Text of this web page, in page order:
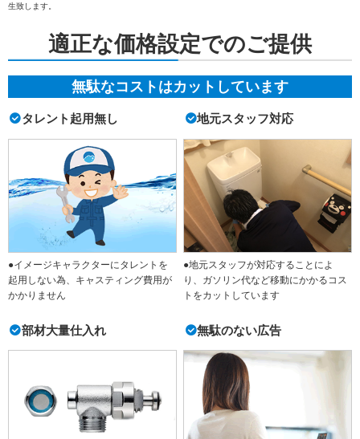
生致します。
適正な価格設定でのご提供
無駄なコストはカットしています
タレント起用無し
●イメージキャラクターにタレントを
起用しない為、キャスティング費用が
かかりません
地元スタッフ対応
●地元スタッフが対応することによ
り、ガソリン代など移動にかかるコス
トをカットしています
部材大量仕入れ 無駄のない広告